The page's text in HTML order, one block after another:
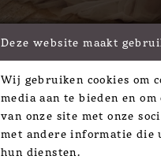
Click to
Click to
Deze website maakt
Wij gebruiken cookies om
media aan te bieden en
van onze site met onze
met andere informatie die
hun diensten.